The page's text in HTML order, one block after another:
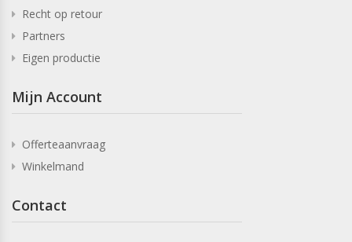
Recht op retour
Partners
Eigen productie
Mijn Account
Offerteaanvraag
Winkelmand
Contact